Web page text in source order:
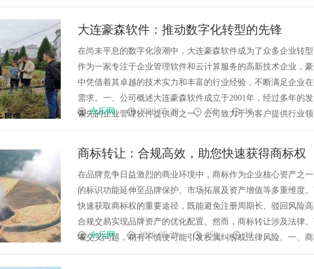
大连豪森软件：推动数字化转型的先锋
在尚未平息的数字化浪潮中，大连豪森软件成为了众多企业转型
作为一家专注于企业管理软件和云计算服务的高新技术企业，
中凭借着其卓越的技术实力和丰富的行业经验，不断满足企业
需求。一、公司概述大连豪森软件成立于2001年，经过多年的
领先的企业管理软件提供商之一。公司致力于为客户提供行业
永乐网 2026-05-29 450 10
商标转让：合规高效，助您快速获得商标权
在品牌竞争日益激烈的商业环境中，商标作为企业核心资产之
的标识功能延伸至品牌保护、市场拓展及资产增值等多重维度
快速获取商标权的重要途径，既能避免注册周期长、驳回风险
合规交易实现品牌资产的优化配置。然而，商标转让涉及法律
域交叉问题，稍有不慎便可能引发权属纠纷或法律风险。一、
永乐网 2026-05-29 450 10